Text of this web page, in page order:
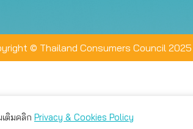
© Thailand Consumers Council 2025 |
ติมคลิก Privacy & Cookies Policy
คุณสามารถเลือกตั้งค่าความเป็นส่วนตัวได้